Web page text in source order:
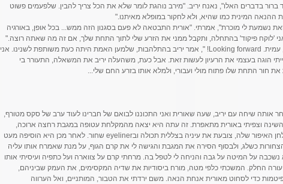
ברור בדברים האלו", נאנח יריב. "מירב נוהגת לומר שלא את הכל צריך להבין. שלפעמים פשוט
ההנאה המינית כמו שהיא, ולא לחקור במופלא מאיתנו."
נשמעת לי מוכרת", אמרתי. "אורית התבטאה לא פעם בסגנון הזה ממש... בכל אופן, באורגיה
'לוקח פיקוד' בהתחלה, ותקבל ממני את הזרע שלי לתוך התחת שלך, אם זה מה שאתה רוצה."
"מצויין! תודה, עמית. Looking forward! ", אמר יריב בהתלהבות, שלמען האמת היתה כעת משותפת לשנינו. אני
הוגה בעצמי את הרעיון לעשות זאת. אבל כעת, משהעלה יריב את המשאלה, התעורר בי
חור התחת שלו פתוח מולי ועבורי, ולמלא אותו בזרע החם שלי...
אותה שיחה עם יריב, שעה שאורית ואני התכוננו לבואם של חברינו לעוד ערב של סקס מטורף,
וצפיתי באורית מתאפרת. זה עתה היא יצאה מהמקלחת עטופה במגבת רחצה ארוכה,
וישבה אל שולחן האיפור שלה, צובעת את עיניה בצללית תכולה ובeyeliner שחור. לאחר מכן היא הוסיפה מעט
כשלג, ולבסוף הסירה את המגבת והגישה לי את קרם הגוף, על מנת שאמרח אותו עליה
נשכבה על המיטה על גבה והניחה לי לטפל בה. מרחתי קרם על צווארה ועל כתפיה ועיסיתי אותו
החלק. המשכתי כלפי מטה, מורח ביסודיות את שדיה המקסימים, את העמק שביניהם,
כדי לסחוט מאורית אנחת הנאה. משם ירדתי את הטבור, המותניים, ואל הערווה